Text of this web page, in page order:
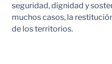
seguridad, dignidad y
muchos casos, la
de los territorios.